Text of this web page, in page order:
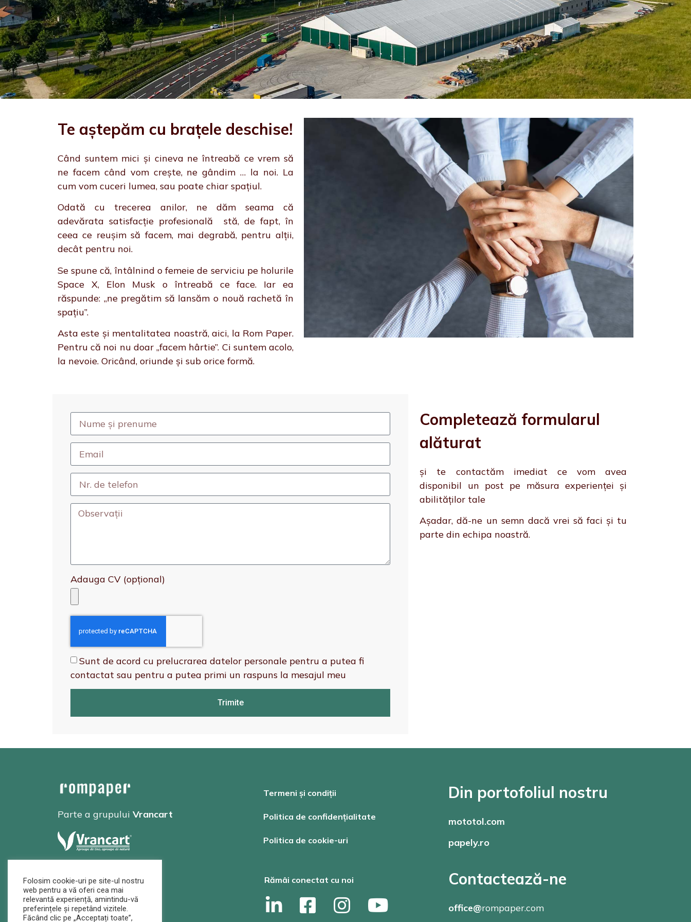
Te aștepăm cu brațele deschise!
Când suntem mici și cineva ne întreabă ce vrem să
ne facem când vom crește, ne gândim … la noi. La
cum vom cuceri lumea, sau poate chiar spațiul.
Odată cu trecerea anilor, ne dăm seama că
adevărata satisfacție profesională stă, de fapt, în
ceea ce reușim să facem, mai degrabă, pentru alții,
decât pentru noi.
Se spune că, întâlnind o femeie de serviciu pe holurile
Space X, Elon Musk o întreabă ce face. Iar ea
răspunde: „ne pregătim să lansăm o nouă rachetă în
spațiu”.
Asta este și mentalitatea noastră, aici, la Rom Paper.
Pentru că noi nu doar „facem hârtie”. Ci suntem acolo,
la nevoie. Oricând, oriunde și sub orice formă.
Adauga CV (opțional)
Sunt de acord cu prelucrarea datelor personale pentru a putea fi
contactat sau pentru a putea primi un raspuns la mesajul meu
Trimite
Completează formularul
alăturat
și te contactăm imediat ce vom avea
disponibil un post pe măsura experienței și
abilităților tale
Așadar, dă-ne un semn dacă vrei să faci și tu
parte din echipa noastră.
Parte a grupului Vrancart
Termeni și condiții
Politica de confidențialitate
Politica de cookie-uri
Rămâi conectat cu noi
Din portofoliul nostru
mototol.com
papely.ro
Contactează-ne
office@rompaper.com
Folosim cookie-uri pe site-ul nostru
web pentru a vă oferi cea mai
relevantă experiență, amintindu-vă
preferințele și repetând vizitele.
Făcând clic pe „Acceptați toate”,